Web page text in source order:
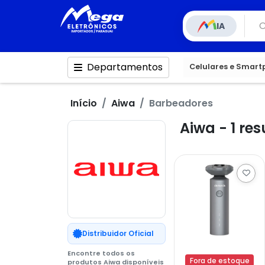
IA
Departamentos Celulares e
Início Aiwa Barbeadores
Distribuidor Oficial
Encontre todos os
produtos Aiwa disponíveis
Aiwa - 1
Fora de estoque